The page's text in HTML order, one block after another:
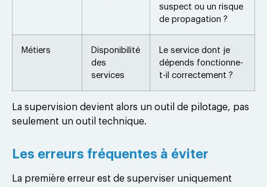
suspect ou un risque
de propagation ?
Métiers
Disponibilité
des
services
Le service dont je
dépends fonctionne-
t-il correctement ?
La supervision devient alors un outil de pilotage, pas
seulement un outil technique.
Les erreurs fréquentes à éviter
La première erreur est de superviser uniquement